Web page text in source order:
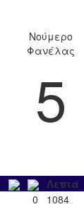
Νούμερο
Φανέλας
5
Λεπτά
0 1084